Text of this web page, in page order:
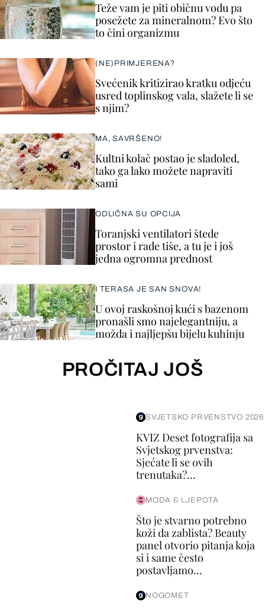
Teže vam je piti običnu vodu pa
posežete za mineralnom? Evo što
to čini organizmu
(NE)PRIMJERENA?
Svećenik kritizirao kratku odjeću
usred toplinskog vala, slažete li se
s njim?
MA, SAVRŠENO!
Kultni kolač postao je sladoled,
tako ga lako možete napraviti
sami
ODLIČNA SU OPCIJA
Toranjski ventilatori štede
prostor i rade tiše, a tu je i još
jedna ogromna prednost
I TERASA JE SAN SNOVA!
U ovoj raskošnoj kući s bazenom
pronašli smo najelegantniju, a
možda i najljepšu bijelu kuhinju
PROČITAJ JOŠ
SVJETSKO PRVENSTVO 2026
KVIZ Deset fotografija sa
Svjetskog prvenstva:
Sjećate li se ovih
trenutaka?...
MODA & LJEPOTA
Što je stvarno potrebno
koži da zablista? Beauty
panel otvorio pitanja koja
si i same često
postavljamo...
NOGOMET